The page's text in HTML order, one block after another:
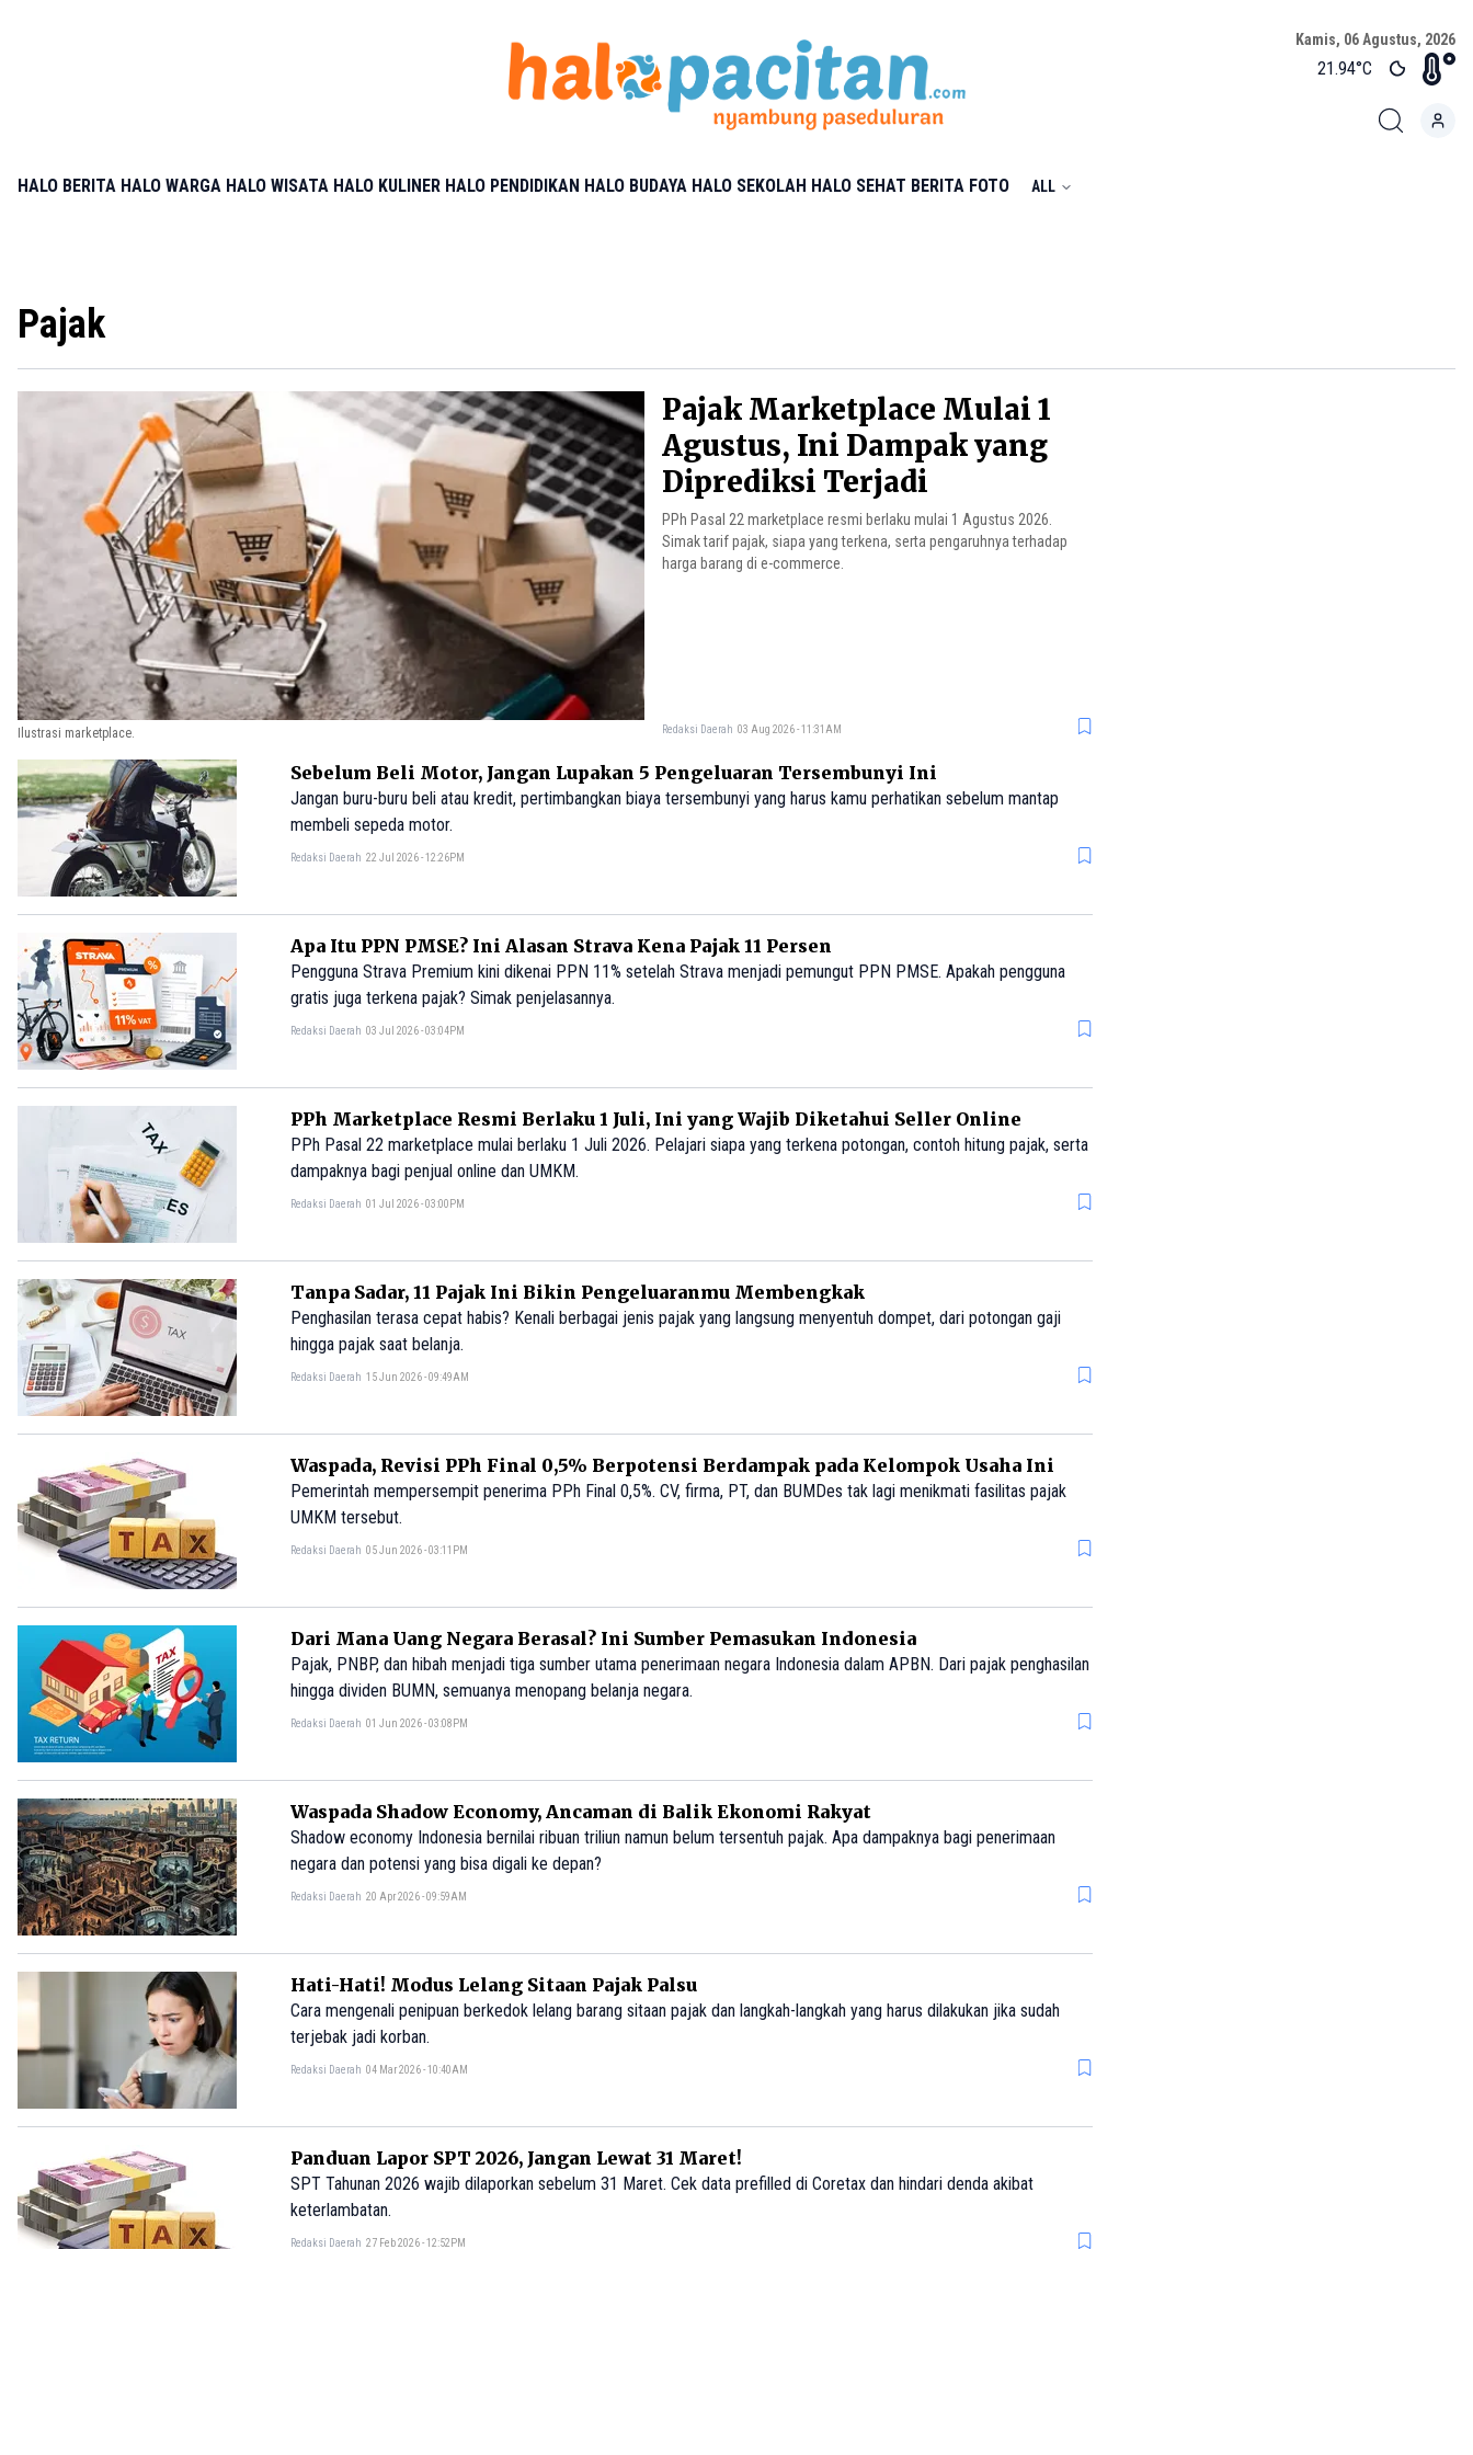
Kamis, 06 Agustus, 2026
21.94°C
HALO BERITA HALO WARGA HALO WISATA HALO KULINER HALO PENDIDIKAN HALO BUDAYA HALO SEKOLAH HALO SEHAT BERITA FOTO ALL
Pajak
Pajak Marketplace Mulai 1
Agustus, Ini Dampak yang
Diprediksi Terjadi
PPh Pasal 22 marketplace resmi berlaku mulai 1 Agustus 2026.
Simak tarif pajak, siapa yang terkena, serta pengaruhnya terhadap
harga barang di e-commerce.
Redaksi Daerah 03 Aug 2026 - 11:31AM
Ilustrasi marketplace.
Sebelum Beli Motor, Jangan Lupakan 5 Pengeluaran Tersembunyi Ini
Jangan buru-buru beli atau kredit, pertimbangkan biaya tersembunyi yang harus kamu perhatikan sebelum mantap
membeli sepeda motor.
Redaksi Daerah 22 Jul 2026 - 12:26PM
Apa Itu PPN PMSE? Ini Alasan Strava Kena Pajak 11 Persen
Pengguna Strava Premium kini dikenai PPN 11% setelah Strava menjadi pemungut PPN PMSE. Apakah pengguna
gratis juga terkena pajak? Simak penjelasannya.
Redaksi Daerah 03 Jul 2026 - 03:04PM
PPh Marketplace Resmi Berlaku 1 Juli, Ini yang Wajib Diketahui Seller Online
PPh Pasal 22 marketplace mulai berlaku 1 Juli 2026. Pelajari siapa yang terkena potongan, contoh hitung pajak, serta
dampaknya bagi penjual online dan UMKM.
Redaksi Daerah 01 Jul 2026 - 03:00PM
Tanpa Sadar, 11 Pajak Ini Bikin Pengeluaranmu Membengkak
Penghasilan terasa cepat habis? Kenali berbagai jenis pajak yang langsung menyentuh dompet, dari potongan gaji
hingga pajak saat belanja.
Redaksi Daerah 15 Jun 2026 - 09:49AM
Waspada, Revisi PPh Final 0,5% Berpotensi Berdampak pada Kelompok Usaha Ini
Pemerintah mempersempit penerima PPh Final 0,5%. CV, firma, PT, dan BUMDes tak lagi menikmati fasilitas pajak
UMKM tersebut.
Redaksi Daerah 05 Jun 2026 - 03:11PM
Dari Mana Uang Negara Berasal? Ini Sumber Pemasukan Indonesia
Pajak, PNBP, dan hibah menjadi tiga sumber utama penerimaan negara Indonesia dalam APBN. Dari pajak penghasilan
hingga dividen BUMN, semuanya menopang belanja negara.
Redaksi Daerah 01 Jun 2026 - 03:08PM
Waspada Shadow Economy, Ancaman di Balik Ekonomi Rakyat
Shadow economy Indonesia bernilai ribuan triliun namun belum tersentuh pajak. Apa dampaknya bagi penerimaan
negara dan potensi yang bisa digali ke depan?
Redaksi Daerah 20 Apr 2026 - 09:59AM
Hati-Hati! Modus Lelang Sitaan Pajak Palsu
Cara mengenali penipuan berkedok lelang barang sitaan pajak dan langkah-langkah yang harus dilakukan jika sudah
terjebak jadi korban.
Redaksi Daerah 04 Mar 2026 - 10:40AM
Panduan Lapor SPT 2026, Jangan Lewat 31 Maret!
SPT Tahunan 2026 wajib dilaporkan sebelum 31 Maret. Cek data prefilled di Coretax dan hindari denda akibat
keterlambatan.
Redaksi Daerah 27 Feb 2026 - 12:52PM